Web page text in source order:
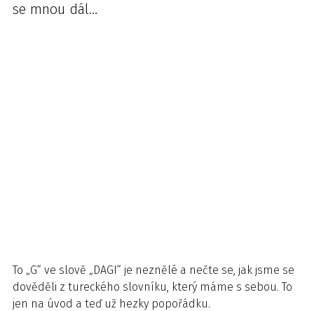
se mnou dál…
To „G“ ve slově „DAGI“ je neznělé a nečte se, jak jsme se
dověděli z tureckého slovníku, který máme s sebou. To
jen na úvod a teď už hezky popořádku.